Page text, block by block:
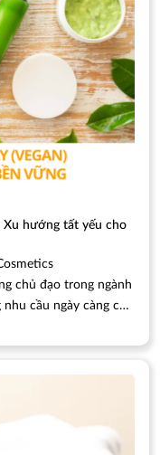
Xu hướng tất yếu cho
chủ đạo trong ngành
cầu ngày càng cao
diện về quy trình,